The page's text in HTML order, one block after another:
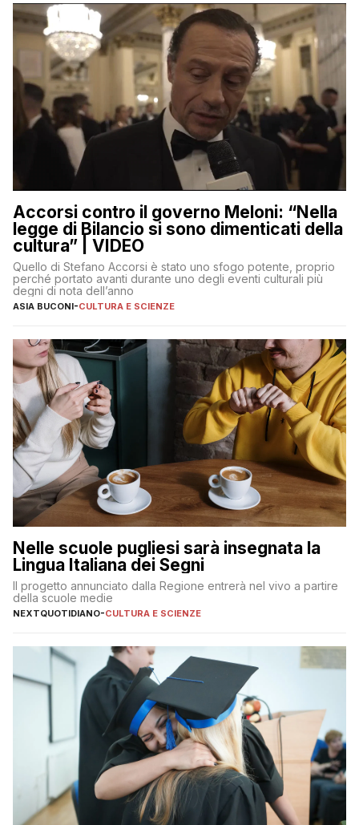
Accorsi contro il governo Meloni: “Nella
legge di Bilancio si sono dimenticati della
cultura” | VIDEO
Quello di Stefano Accorsi è stato uno sfogo potente, proprio
perché portato avanti durante uno degli eventi culturali più
degni di nota dell’anno
ASIA BUCONI-CULTURA E SCIENZE
Nelle scuole pugliesi sarà insegnata la
Lingua Italiana dei Segni
Il progetto annunciato dalla Regione entrerà nel vivo a partire
della scuole medie
NEXTQUOTIDIANO-CULTURA E SCIENZE